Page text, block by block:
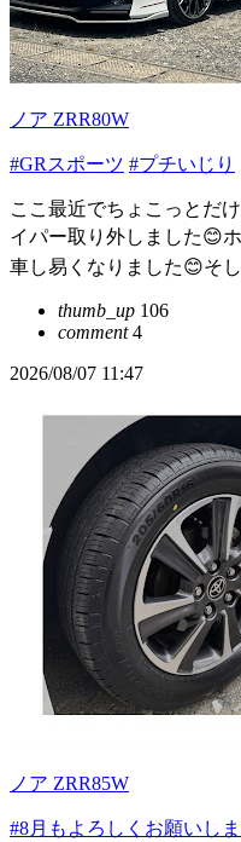
ノア ZRR80W
#GRスポーツ #プチいじり
ここ最近でちょこっとだ
イパー取り外しました😊
車し易くなりました😊そ
thumb_up 106
comment4
2026/08/07 11:47
ノア ZRR85W
#8月もよろしくお願いし